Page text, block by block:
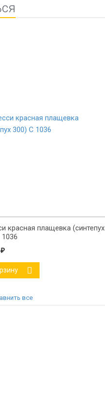
красная плащевка (синтепух
₽